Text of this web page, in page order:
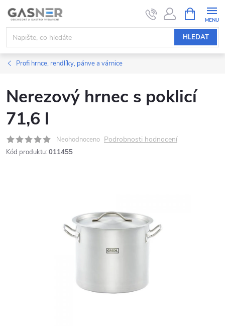
Přejít
obsah
HLEDAT
NÁKUPNÍ
KOŠÍK
Profi hrnce, rendlíky, pánve a várnice
Nerezový hrnec s poklicí
71,6 l
Neohodnoceno Podrobnosti hodnocení
Kód produktu: 011455